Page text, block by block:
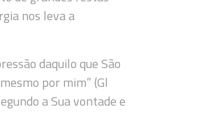
nos leva a
daquilo que São
por mim” (Gl
a Sua vontade e